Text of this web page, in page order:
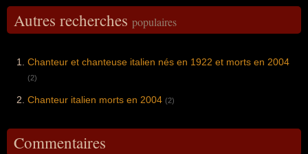
Autres recherches populaires
Chanteur et chanteuse italien nés en 1922 et morts en 2004
(2)
Chanteur italien morts en 2004 (2)
Commentaires